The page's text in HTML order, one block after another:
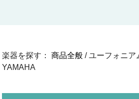
楽器を探す：商品全般/ ユーフォニア
YAMAHA